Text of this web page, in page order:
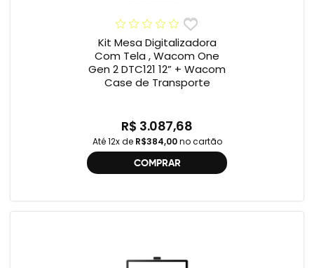
Kit Mesa Digitalizadora
Com Tela , Wacom One
Gen 2 DTC121 12” + Wacom
Case de Transporte
R$ 3.087,68
Até 12x de R$384,00no cartão
COMPRAR